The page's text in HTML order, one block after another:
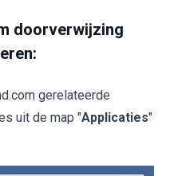
doorverwijzing
gerelateerde
uit de map "Applicaties"